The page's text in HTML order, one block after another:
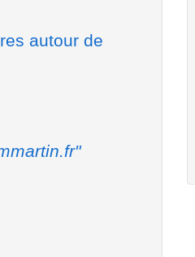
autour de